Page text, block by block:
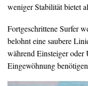
weniger Stabilität bietet
Fortgeschrittene Surfer
belohnt eine saubere
während Einsteiger oder
Eingewöhnung